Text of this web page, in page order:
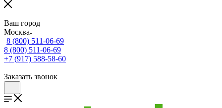
Ваш город
Москва
8 (800) 511-06-69
8 (800) 511-06-69
+7 (917) 588-58-60
Заказать звонок